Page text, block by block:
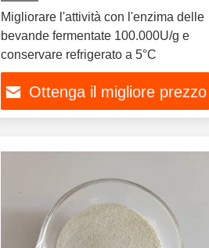
Migliorare l'attività con l'enzima delle
bevande fermentate 100.000U/g e
conservare refrigerato a 5°C
Ottenga il migliore prezzo